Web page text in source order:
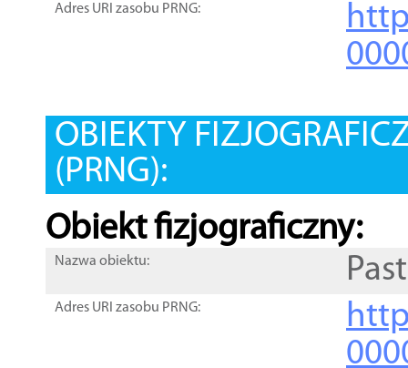
Adres URI zasobu PRNG:
OBIEKTY
(PRNG):
Obiekt fizjograficzny:
Nazwa obiektu:
Adres URI zasobu PRNG: